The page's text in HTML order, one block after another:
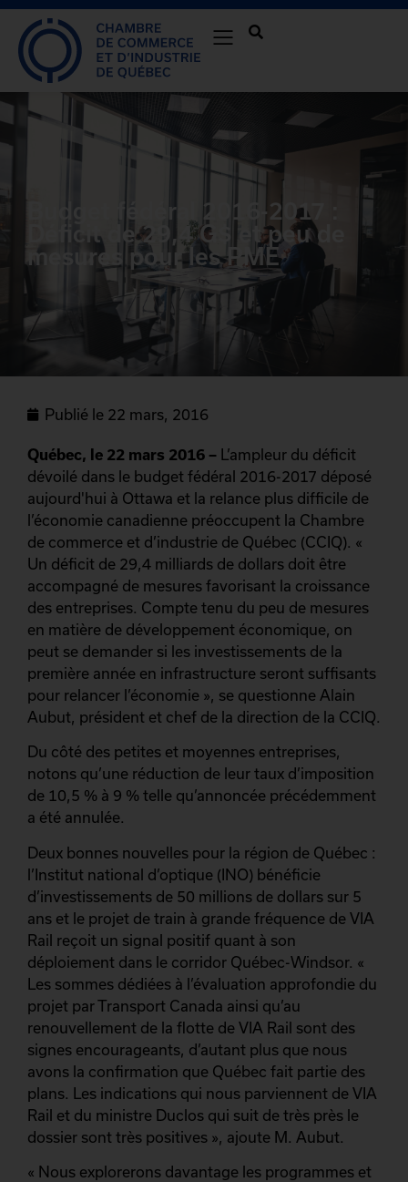
Budget fédéral 2016-2017 :
Déficit de 29,4 G$ et peu de
mesures pour les PME
Publié le 22 mars, 2016
Québec, le 22 mars 2016 – L’ampleur du déficit
dévoilé dans le budget fédéral 2016-2017 déposé
aujourd'hui à Ottawa et la relance plus difficile de
l’économie canadienne préoccupent la Chambre
de commerce et d’industrie de Québec (CCIQ). «
Un déficit de 29,4 milliards de dollars doit être
accompagné de mesures favorisant la croissance
des entreprises. Compte tenu du peu de mesures
en matière de développement économique, on
peut se demander si les investissements de la
première année en infrastructure seront suffisants
pour relancer l’économie », se questionne Alain
Aubut, président et chef de la direction de la CCIQ.
Du côté des petites et moyennes entreprises,
notons qu’une réduction de leur taux d’imposition
de 10,5 % à 9 % telle qu’annoncée précédemment
a été annulée.
Deux bonnes nouvelles pour la région de Québec :
l’Institut national d’optique (INO) bénéficie
d’investissements de 50 millions de dollars sur 5
ans et le projet de train à grande fréquence de VIA
Rail reçoit un signal positif quant à son
déploiement dans le corridor Québec-Windsor. «
Les sommes dédiées à l’évaluation approfondie du
projet par Transport Canada ainsi qu’au
renouvellement de la flotte de VIA Rail sont des
signes encourageants, d’autant plus que nous
avons la confirmation que Québec fait partie des
plans. Les indications qui nous parviennent de VIA
Rail et du ministre Duclos qui suit de très près le
dossier sont très positives », ajoute M. Aubut.
« Nous explorerons davantage les programmes et